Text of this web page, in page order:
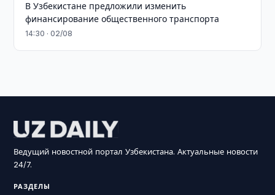
В Узбекистане предложили изменить
финансирование общественного транспорта
14:30 · 02/08
Ведущий новостной портал Узбекистана. Актуальные новости
24/7.
РАЗДЕЛЫ